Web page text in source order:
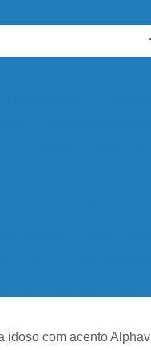
Infantil
Cadeira de
idoso com acento